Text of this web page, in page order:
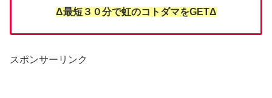
Δ最短３０分で虹のコトダマをGETΔ
スポンサーリンク